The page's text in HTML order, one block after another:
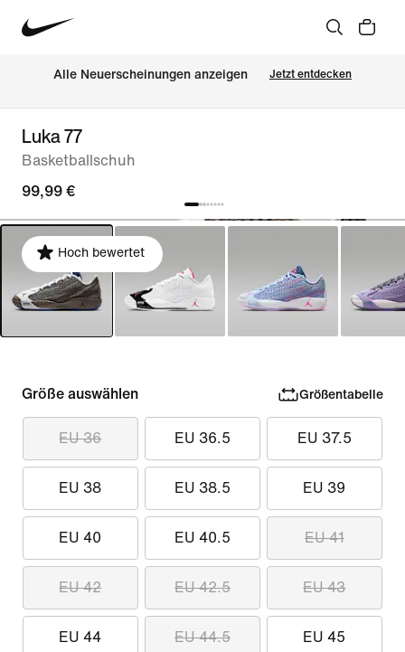
Alle Neuerscheinungen anzeigen Jetzt entdecken
Luka 77
Basketballschuh
99,99 €
Hoch bewertet
Größe auswählen Größentabelle
EU 36 EU 36.5 EU 37.5
EU 38 EU 38.5 EU 39
EU 40 EU 40.5 EU 41
EU 42 EU 42.5 EU 43
EU 44 EU 44.5 EU 45